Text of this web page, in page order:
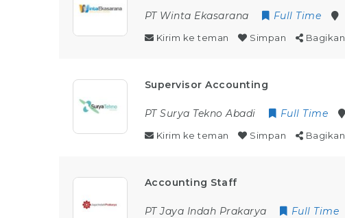
PT Winta Ekasarana Full Time
Kirim ke teman Simpan Bagikan
Supervisor Accounting
PT Surya Tekno Abadi Full Time
Kirim ke teman Simpan Bagikan
Accounting Staff
PT Jaya Indah Prakarya Full Time